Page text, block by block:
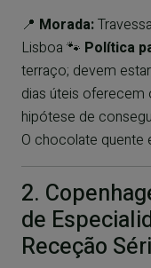
📍 Morada:
Lisboa 🐾 Política
terraço; devem
dias úteis oferecem
hipótese de
O chocolate quente
2.
de
Receção